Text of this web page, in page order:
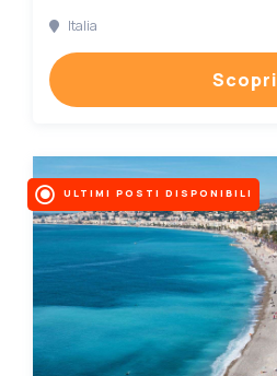
Italia
Scopri
ULTIMI POSTI DISPONIBILI